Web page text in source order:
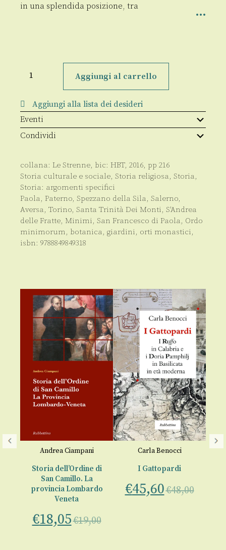
in una splendida posizione, tra
giardini
di
S.
Francesco
di
Paola
quantità
Aggiungi al carrello
Aggiungi alla lista dei desideri
Eventi
Condividi
collana: Le Strenne, bic: HBT, 2016, pp 216
Storia culturale e sociale, Storia religiosa, Storia,
Storia: argomenti specifici
Paola, Paterno, Spezzano della Sila, Salerno,
Aversa, Torino, Santa Trinità Dei Monti, S'Andrea
delle Fratte, Minimi, San Francesco di Paola, Ordo
minimorum, botanica, giardini, orti monastici,
isbn: 9788849849318
,
Andrea Ciampani
Storia dell’Ordine di
San Camillo. La
provincia Lombardo
Veneta
€18,05€19,00
Carla Benocci
I Gattopardi
€45,60€48,00